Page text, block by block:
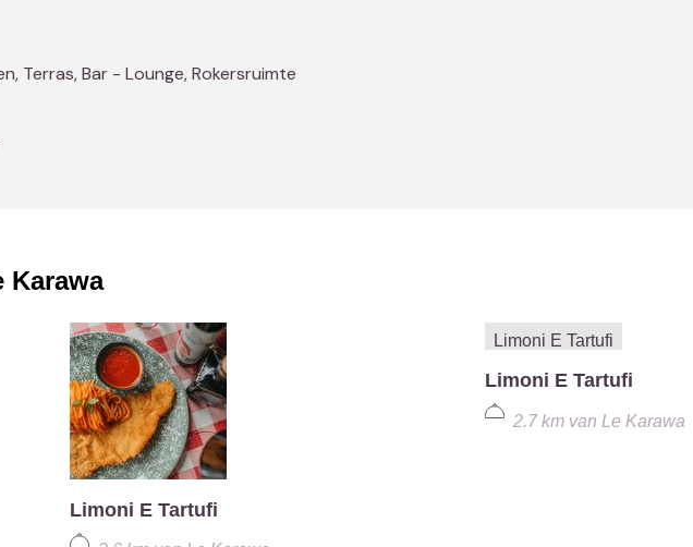
Terras, Bar - Lounge, Rokersruimte
Karawa
Limoni E Tartufi
Limoni E Tartufi
2.7 kmvan Le Karawa